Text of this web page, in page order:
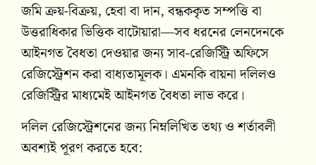
জমি ক্রয়-বিক্রয়, হেবা বা দান, বন্ধককৃত সম্পত্তি বা
উত্তরাধিকার ভিত্তিক বাটোয়ারা—সব ধরনের লেনদেনকে
আইনগত বৈধতা দেওয়ার জন্য সাব-রেজিস্ট্রি অফিসে
রেজিস্ট্রেশন করা বাধ্যতামূলক। এমনকি বায়না দলিলও
রেজিস্ট্রির মাধ্যমেই আইনগত বৈধতা লাভ করে।
দলিল রেজিস্ট্রেশনের জন্য নিম্নলিখিত তথ্য ও শর্তাবলী
অবশ্যই পূরণ করতে হবে: